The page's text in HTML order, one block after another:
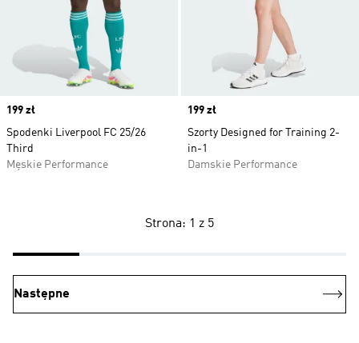
Price
199 zł
Spodenki Liverpool FC 25/26
Third
Męskie Performance
Price
199 zł
Szorty Designed for Training 2-
in-1
Damskie Performance
Strona: 1 z 5
Następne